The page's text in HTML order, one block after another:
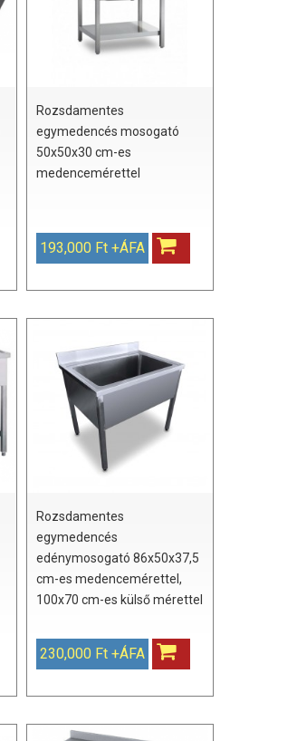
Rozsdamentes
egymedencés mosogató
50x50x30 cm-es
medencemérettel
193,000 Ft +ÁFA
Rozsdamentes
egymedencés
edénymosogató 86x50x37,5
cm-es medencemérettel,
100x70 cm-es külső mérettel
230,000 Ft +ÁFA